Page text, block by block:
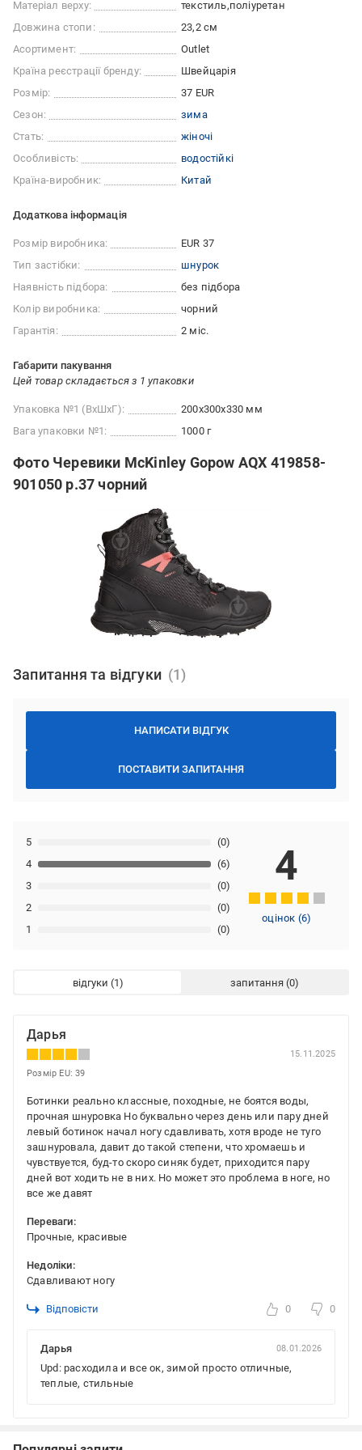
Матеріал верху: текстиль поліуретан
Довжина стопи:
23,2 см
Асортимент:
Outlet
Країна реєстрації бренду:
Швейцарія
Розмір:
37 EUR
Сезон:
зима
Стать:
жіночі
Особливість:
водостійкі
Країна-виробник:
Китай
Додаткова інформація
Розмір виробника:
EUR 37
Тип застібки:
шнурок
Наявність підбора:
без підбора
Колір виробника:
чорний
Гарантія:
2 міс.
Габарити пакування
Цей товар складається з 1 упаковки
Упаковка №1 (ВхШхГ):
200x300x330 мм
Вага упаковки №1:
1000 г
Фото Черевики McKinley Gopow AQX 419858-
901050 р.37 чорний
Запитання та відгуки
НАПИСАТИ ВІДГУК
ПОСТАВИТИ ЗАПИТАННЯ
1 (0)
2 (0)
3 (0)
4 (6)
5 (0)
4
оцінок (6)
відгуки запитання
Дарья
15.11.2025
Розмір EU: 39
Ботинки реально классные, походные, не боятся воды,
прочная шнуровка Но буквально через день или пару дней
левый ботинок начал ногу сдавливать, хотя вроде не туго
зашнуровала, давит до такой степени, что хромаешь и
чувствуется, буд-то скоро синяк будет, приходится пару
дней вот ходить не в них. Но может это проблема в ноге, но
все же давят
Переваги:
Прочные, красивые
Недоліки:
Сдавливают ногу
Відповісти 0 0
Дарья 08.01.2026
Upd: расходила и все ок, зимой просто отличные,
теплые, стильные